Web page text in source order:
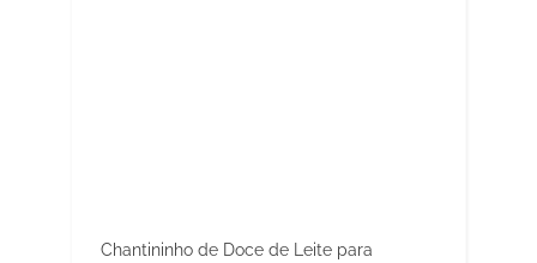
Chantininho de Doce de Leite para